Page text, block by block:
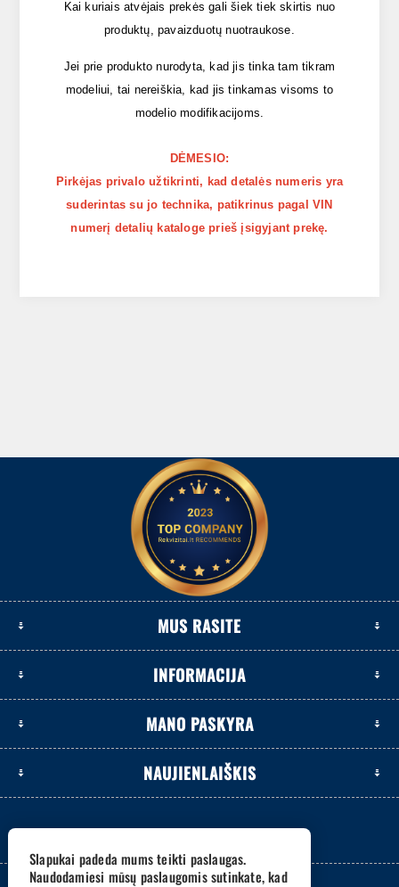
Kai kuriais atvėjais prekės gali šiek tiek skirtis nuo
produktų, pavaizduotų nuotraukose.
Jei prie produkto nurodyta, kad jis tinka tam tikram
modeliui, tai nereiškia, kad jis tinkamas visoms to
modelio modifikacijoms.
DĖMESIO:
Pirkėjas privalo užtikrinti, kad detalės numeris yra
suderintas su jo technika, patikrinus pagal VIN
numerį detalių kataloge prieš įsigyjant prekę.
MUS RASITE
INFORMACIJA
MANO PASKYRA
NAUJIENLAIŠKIS
Slapukai padeda mums teikti paslaugas.
Naudodamiesi mūsų paslaugomis sutinkate, kad